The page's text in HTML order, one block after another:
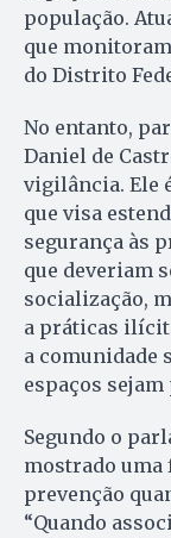
população.
que
do Distrito
No entanto,
Daniel de
vigilância. Ele
que visa
segurança às
que deveriam
socialização,
a práticas
a comunidade
espaços
Segundo o
mostrado uma
prevenção
“Quando